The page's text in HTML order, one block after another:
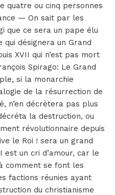
quatre ou cinq personnes
— On sait par les
que ce sera un pape élu
qui désignera un Grand
XVII qui n’est pas mort
Spirago: Le Grand
si la monarchie
de la résurrection de
n’en décrètera pas plus
la destruction, ou
révolutionnaire depuis
le Roi ! sera un grand
est un cri d’amour, car le
comment se font les
factions réunies ayant
du christianisme